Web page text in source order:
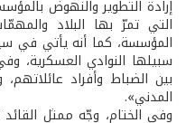
إرادة التطوير والنهوض
التي تمرّ بها البلاد
المؤسسة، كما أنه يأتي في
سبيلها النوادي العسكرية،
بين الضباط وأفراد
المدني».
وفي الختام، وجّه ممثل